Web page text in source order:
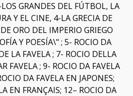
GRANDES DEL FÚTBOL, LA
Y EL CINE, 4-LA GRECIA DE
ORO DEL IMPERIO GRIEGO
Y POESÍA\" ; 5- ROCIO DA
LA FAVELA ; 7- ROCIO DELLA
FAVELA ; 9- ROCIO DA FAVELA
DA FAVELA EN JAPONES;
EN FRANÇAIS; 12– ROCIO DA